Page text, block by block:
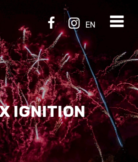
EN
IGNITION